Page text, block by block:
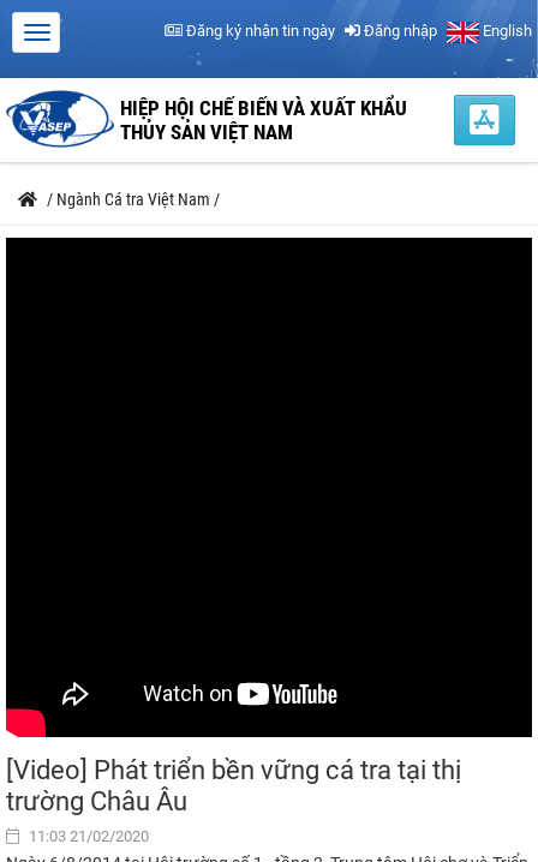
Đăng ký nhận tin ngày Đăng nhập English
HIỆP HỘI CHẾ BIẾN VÀ XUẤT KHẨU
THỦY SẢN VIỆT NAM
/ Ngành Cá tra Việt Nam /
[Video] Phát triển bền vững cá tra tại thị
trường Châu Âu
11:03 21/02/2020